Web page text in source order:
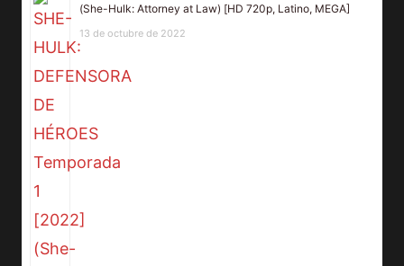
(She-Hulk: Attorney at Law) [HD 720p, Latino, MEGA]
13 de octubre de 2022